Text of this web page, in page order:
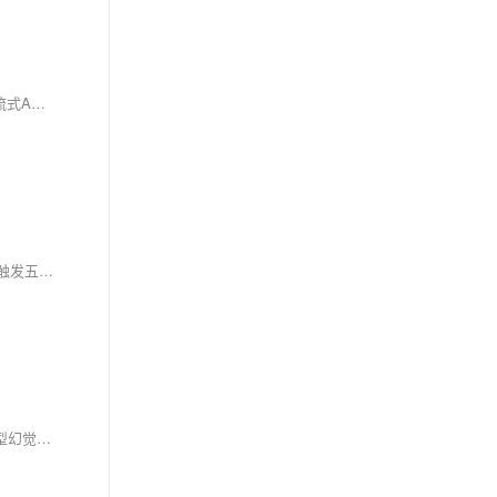
本文探讨电话语音AI的“真人感”核心指标——说话间隔（Turn-Taking Latency）。分析指出：人类对话平均间隔仅300–400ms，而当前顶尖系统通过流式ASR、LLM加速、流式TTS等技术，已将延迟压至0.8–1.2秒，在预约等结构化场景中用户误判为真人的比例超80%。
AgentRun支持OpenAI协议，改两行代码即可将Agent无缝接入现有应用，兼容Python/Node.js/Java等；同时提供SDK、UI嵌入、IM机器人、云事件触发五种集成方式，开箱即用全链路能力。
润乾NLQ创新采用“规范文本+规则编译”架构，将口语转为可验证的中间语言，再确定性生成SQL，实现规范文本→SQL环节100%准确率。规避大模型幻觉，支持多表JOIN、子查询、聚合等复杂场景，实施门槛低、结果稳定可控。（239字）